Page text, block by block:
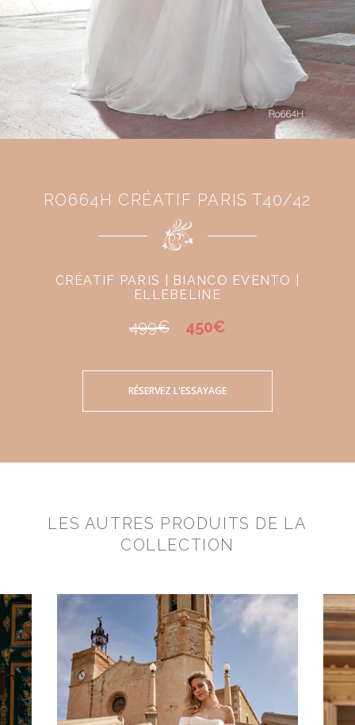
RO664H CRÉATIF PARIS T40/42
CRÉATIF PARIS | BIANCO EVENTO |
ELLEBELINE
499€ 450€
RÉSERVEZ L'ESSAYAGE
LES AUTRES PRODUITS DE LA
COLLECTION